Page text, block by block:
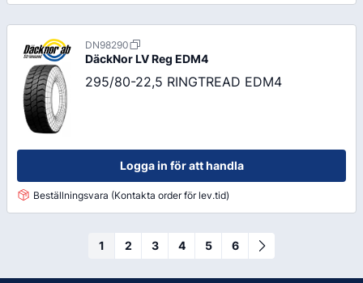
DN98290
DäckNor LV Reg EDM4
295/80-22,5 RINGTREAD EDM4
Logga in för att handla
Beställningsvara (Kontakta order för lev.tid)
1 2 3 4 5 6